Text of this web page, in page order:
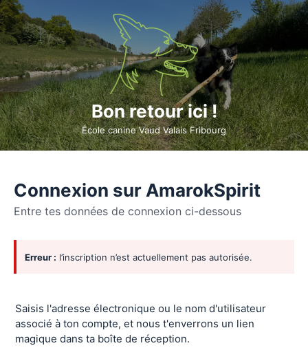
Connexion sur AmarokSpirit
Entre tes données de connexion ci-dessous
Se
connecter
Erreur : l’inscription n’est actuellement pas autorisée.
Saisis l'adresse électronique ou le nom d'utilisateur
associé à ton compte, et nous t'enverrons un lien
magique dans ta boîte de réception.
Bon retour ici !
École canine Vaud Valais Fribourg